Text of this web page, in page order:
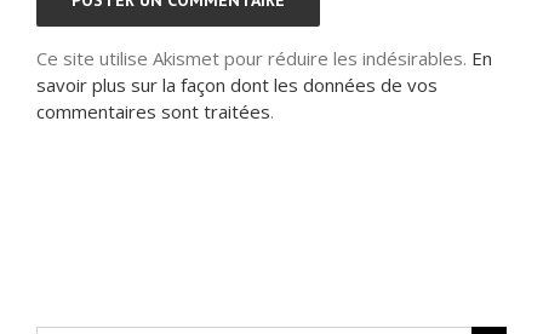
Ce site utilise Akismet pour réduire les indésirables. En
savoir plus sur la façon dont les données de vos
commentaires sont traitées.